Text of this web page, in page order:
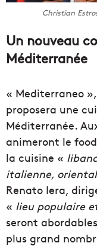
Christian
Un nouveau
Méditerranée
« Mediterraneo
proposera une
Méditerranée.
animeront le
la cuisine «
italienne,
Renato Iera,
« lieu populaire
seront
plus grand